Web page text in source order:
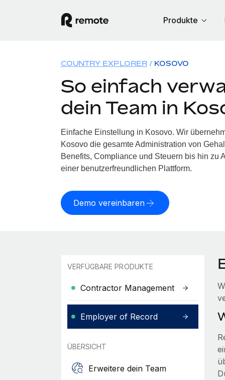
Produkte
COUNTRY EXPLORER KOSOVO
So einfach
dein Team in
Einfache Einstellung in Kosovo. Wir
Kosovo die gesamte Administration von
Benefits, Compliance und Steuern bis hin zu
einer benutzerfreundlichen Plattform.
Demo vereinbaren
VERFÜGBARE PRODUKTE
Contractor Management
Employer of Record
ÜBERSICHT
Erweitere dein Team